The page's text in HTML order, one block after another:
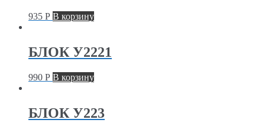
935 Р В корзину
БЛОК У2221
990 Р В корзину
БЛОК У223